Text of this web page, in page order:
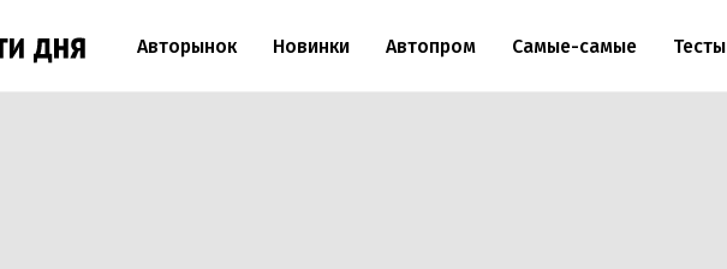
Авторынок Новинки Автопром Самые-самые Тесты